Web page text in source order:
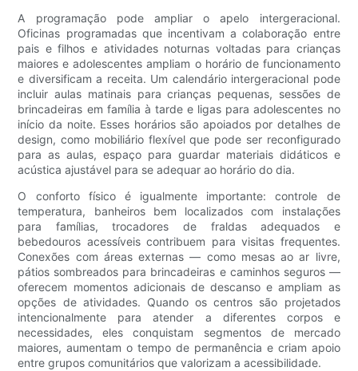
A programação pode ampliar o apelo intergeracional.
Oficinas programadas que incentivam a colaboração entre
pais e filhos e atividades noturnas voltadas para crianças
maiores e adolescentes ampliam o horário de funcionamento
e diversificam a receita. Um calendário intergeracional pode
incluir aulas matinais para crianças pequenas, sessões de
brincadeiras em família à tarde e ligas para adolescentes no
início da noite. Esses horários são apoiados por detalhes de
design, como mobiliário flexível que pode ser reconfigurado
para as aulas, espaço para guardar materiais didáticos e
acústica ajustável para se adequar ao horário do dia.
O conforto físico é igualmente importante: controle de
temperatura, banheiros bem localizados com instalações
para famílias, trocadores de fraldas adequados e
bebedouros acessíveis contribuem para visitas frequentes.
Conexões com áreas externas — como mesas ao ar livre,
pátios sombreados para brincadeiras e caminhos seguros —
oferecem momentos adicionais de descanso e ampliam as
opções de atividades. Quando os centros são projetados
intencionalmente para atender a diferentes corpos e
necessidades, eles conquistam segmentos de mercado
maiores, aumentam o tempo de permanência e criam apoio
entre grupos comunitários que valorizam a acessibilidade.